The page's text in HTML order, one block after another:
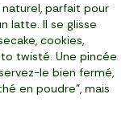
parfait pour
latte. Il se glisse
cookies,
twisté. Une pincée
le bien fermé,
en poudre”, mais